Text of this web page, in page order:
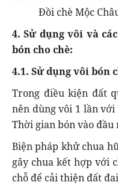
Đồi chè Mộc
4. Sử dụng vôi và
bón cho chè:
4.1. Sử dụng vôi bón
Trong điều kiện đất
nên dùng vôi 1 lần
Thời gian bón vào đầu
Biện pháp khử chua
gây chua kết hợp với
chỗ để cải thiện đất